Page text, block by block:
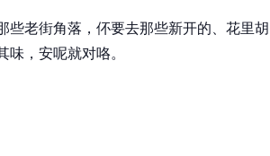
老街角落，伓要去那些新开的、花里胡
，安呢就对咯。